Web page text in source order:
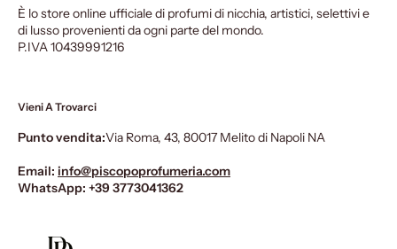
È lo store online ufficiale di profumi di nicchia, artistici, selettivi e
di lusso provenienti da ogni parte del mondo.
P.IVA 10439991216
Vieni A Trovarci
Punto vendita:Via Roma, 43, 80017 Melito di Napoli NA
Email: info@piscopoprofumeria.com
WhatsApp: +39 3773041362